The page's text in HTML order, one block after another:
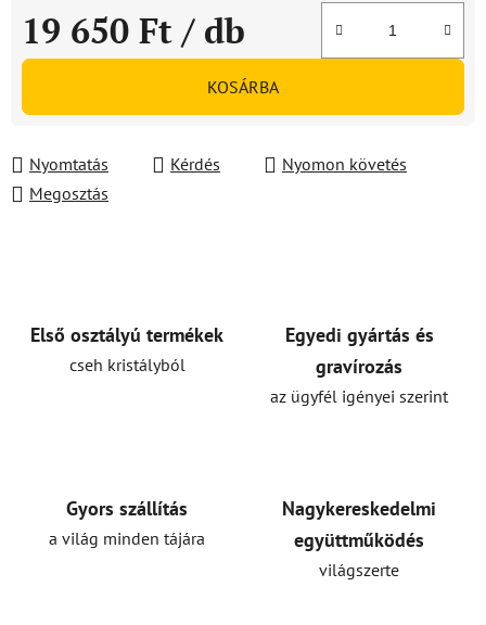
19 650 Ft / db
Egységár:
KOSÁRBA
Nyomtatás Kérdés
Nyomon követés
Megosztás
Első osztályú termékek
cseh kristályból
Egyedi gyártás és
gravírozás
az ügyfél igényei szerint
Gyors szállítás
a világ minden tájára
Nagykereskedelmi
együttműködés
világszerte